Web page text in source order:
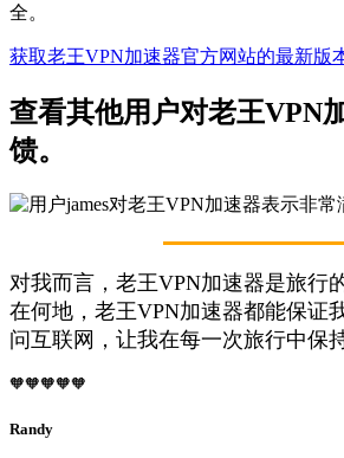
全。
获取老王VPN加速器官方网站的最新版
查看其他用户对老王VPN
馈。
对我而言，老王VPN加速器是旅行
在何地，老王VPN加速器都能保证
问互联网，让我在每一次旅行中保
🧡🧡🧡🧡🧡
Randy